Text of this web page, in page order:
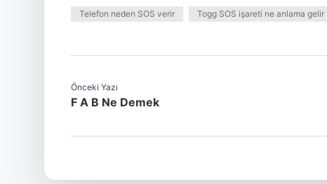
Telefon neden SOS verir Togg SOS işareti ne anlama gelir
Önceki Yazı
F A B Ne Demek